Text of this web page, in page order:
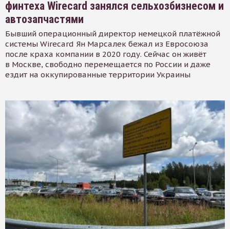
финтеха Wirecard занялся сельхозбизнесом и
автозапчастями
Бывший операционный директор немецкой платёжной
системы Wirecard Ян Марсалек бежал из Евросоюза
после краха компании в 2020 году. Сейчас он живёт
в Москве, свободно перемещается по России и даже
ездит на оккупированные территории Украины